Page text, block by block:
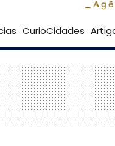
CurioCidades